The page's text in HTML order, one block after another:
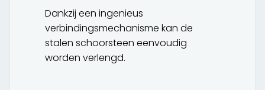
Dankzij een ingenieus
verbindingsmechanisme kan de
stalen schoorsteen eenvoudig
worden verlengd.